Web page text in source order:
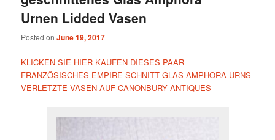
Urnen Lidded Vasen
Posted onJune 19, 2017
KLICKEN SIE HIER KAUFEN DIESES PAAR
FRANZÖSISCHES EMPIRE SCHNITT GLAS AMPHORA URNS
VERLETZTE VASEN AUF CANONBURY ANTIQUES